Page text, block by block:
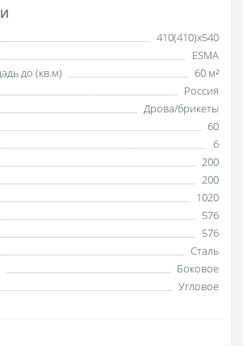
410(410)х540
ESMA
до (кв.м)
60 м²
Россия
Дрова/брикеты
60
6
200
200
1020
576
576
Сталь
Боковое
Угловое